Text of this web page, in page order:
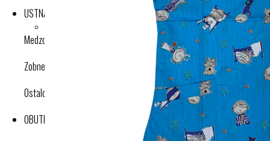
USTNA HIGIENA
Medzobne ščetke
Zobne ščetke
Ostalo
OBUTEV